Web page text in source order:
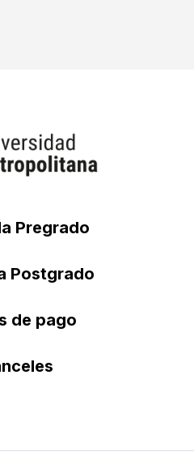
Pregrado
Postgrado
de pago